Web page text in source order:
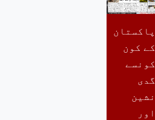
پاکستان
کے کون
کونسے
گدی
نشین
اور